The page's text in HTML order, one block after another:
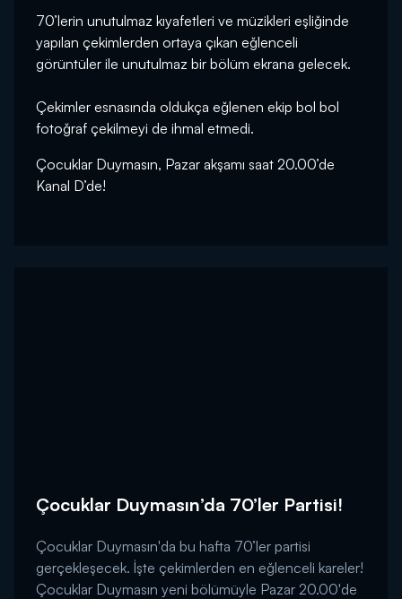
70’lerin unutulmaz kıyafetleri ve müzikleri eşliğinde
yapılan çekimlerden ortaya çıkan eğlenceli
görüntüler ile unutulmaz bir bölüm ekrana gelecek.
Çekimler esnasında oldukça eğlenen ekip bol bol
fotoğraf çekilmeyi de ihmal etmedi.
Çocuklar Duymasın, Pazar akşamı saat 20.00’de
Kanal D’de!
Çocuklar Duymasın’da 70’ler Partisi!
Çocuklar Duymasın'da bu hafta 70’ler partisi
gerçekleşecek. İşte çekimlerden en eğlenceli kareler!
Çocuklar Duymasın yeni bölümüyle Pazar 20.00'de